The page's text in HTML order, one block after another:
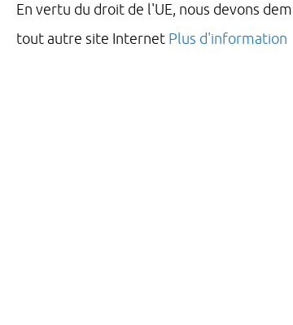
En vertu du droit de l'UE, nous devons
tout autre site Internet Plus d'information